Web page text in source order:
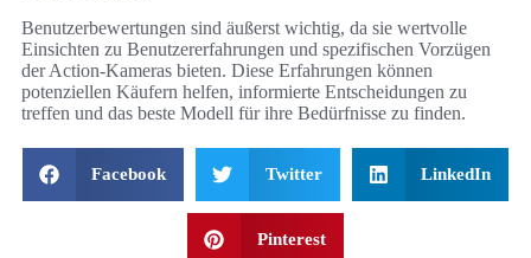
Benutzerbewertungen sind äußerst wichtig, da sie wertvolle
Einsichten zu Benutzererfahrungen und spezifischen Vorzügen
der Action-Kameras bieten. Diese Erfahrungen können
potenziellen Käufern helfen, informierte Entscheidungen zu
treffen und das beste Modell für ihre Bedürfnisse zu finden.
Facebook Twitter LinkedIn
Pinterest